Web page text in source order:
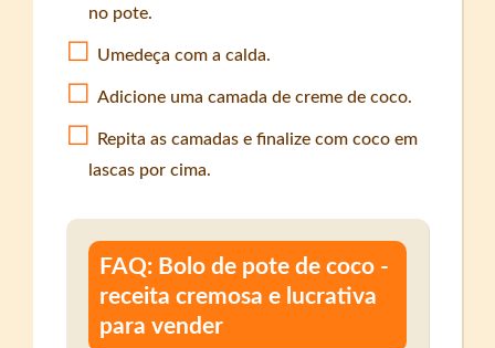
no pote.
Umedeça com a calda.
Adicione uma camada de creme de coco.
Repita as camadas e finalize com coco em
lascas por cima.
FAQ: Bolo de pote de coco -
receita cremosa e lucrativa
para vender